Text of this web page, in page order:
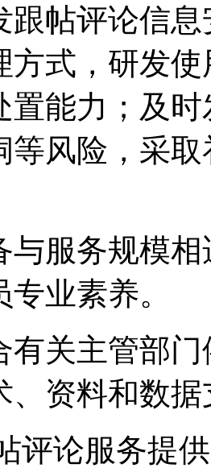
跟帖评论信
方式，研发
置能力；及
等风险，采
与服务规模
业素养。
有关主管部
、资料和数
评论服务提